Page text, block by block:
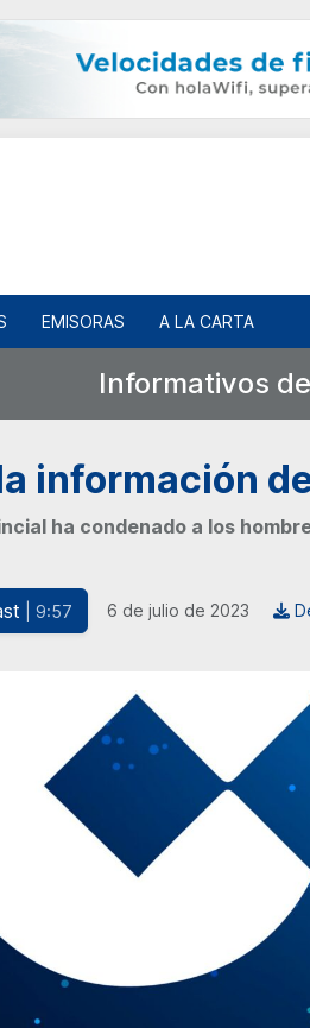
EMISORAS A LA CARTA
Informativos
información
ha condenado a los
| 9:57 6 de julio de 2023